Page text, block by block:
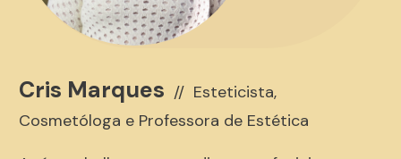
Cris Marques // Esteticista,
Cosmetóloga e Professora de Estética